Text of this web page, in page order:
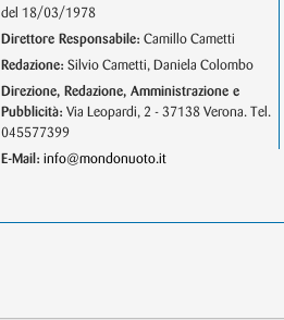
del 18/03/1978
Direttore Responsabile: Camillo Cametti
Redazione: Silvio Cametti, Daniela Colombo
Direzione, Redazione, Amministrazione e
Pubblicità: Via Leopardi, 2 - 37138 Verona. Tel.
045577399
E-Mail: info@mondonuoto.it